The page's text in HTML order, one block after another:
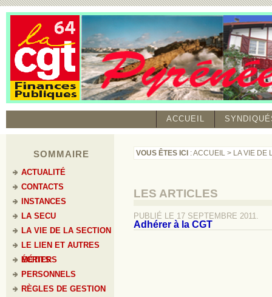
ACCUEIL
SOMMAIRE
ACTUALITÉ
CONTACTS
INSTANCES
LA SECU
LA VIE DE LA SECTION
LE LIEN ET AUTRES
ÉCRITS
MÉTIERS
PERSONNELS
RÈGLES DE GESTION
VOUS ÊTES ICI :ACCUEIL > LA VIE DE
LES ARTICLES
PUBLIÉ LE 17 SEPTEMBRE 2011.
Adhérer à la CGT